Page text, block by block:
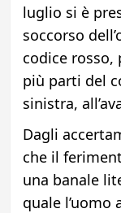
luglio si è
soccorso
codice
più parti del
sinistra,
Dagli
che il
una banale
quale